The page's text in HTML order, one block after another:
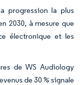
progression la plus
2030, à mesure que
électronique et les
de WS Audiology
de 30 % signale